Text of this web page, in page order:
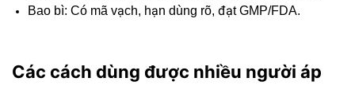
Bao bì: Có mã vạch, hạn dùng rõ, đạt GMP/FDA.
Các cách dùng được nhiều người áp